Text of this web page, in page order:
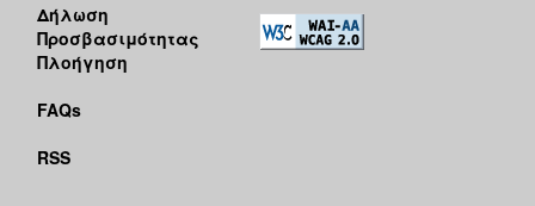
Δήλωση
Προσβασιμότητας
Πλοήγηση
FAQs
RSS